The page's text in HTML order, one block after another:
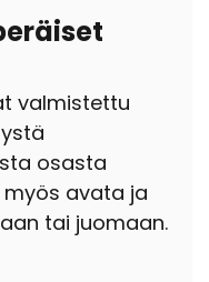
valmistettu
osasta
avata ja
tai juomaan.